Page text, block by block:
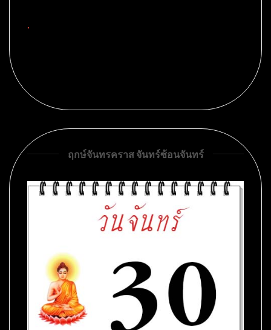
.
ฤกษ์จันทรคราส จันทร์ซ้อนจันทร์